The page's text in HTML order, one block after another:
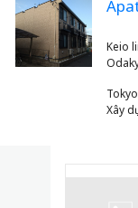
Keio
Xây